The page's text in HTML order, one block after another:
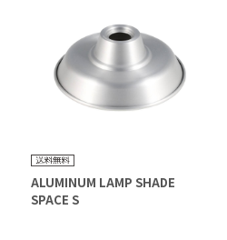
ALUMINUM LAMP SHADE
SPACE S